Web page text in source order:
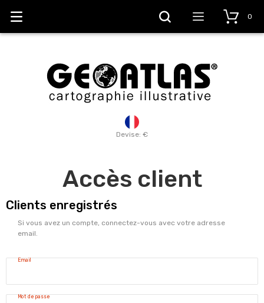
Devise: €
0
Accès client
Clients enregistrés
Si vous avez un compte, connectez-vous avec votre adresse
email.
Email
Mot de passe